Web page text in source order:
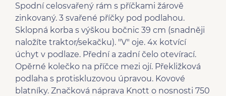
Spodní celosvařený rám s příčkami žárově
zinkovaný. 3 svařené příčky pod podlahou.
Sklopná korba s výškou bočnic 39 cm (snadněji
naložíte traktor/sekačku). "V" oje. 4x kotvící
úchyt v podlaze. Přední a zadní čelo otevírací.
Opěrné kolečko na příčce mezi ojí. Překližková
podlaha s protiskluzovou úpravou. Kovové
blatníky. Značková náprava Knott o nosnosti 750